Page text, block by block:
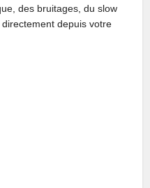
des bruitages, du slow
depuis votre